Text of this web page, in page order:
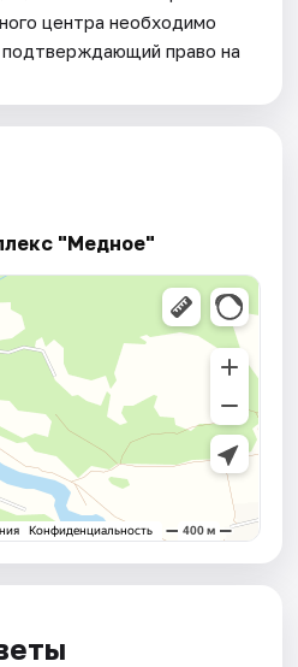
центра необходимо
право на
"Медное"